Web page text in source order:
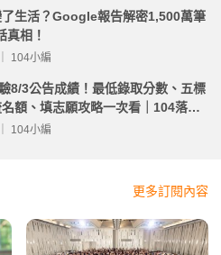
生活？Google報告解密1,500萬筆
真相！
104小編
8/3公告成績！最低錄取分數、五標
額、填志願攻略一次看｜104落點
104小編
更多訂閱內容